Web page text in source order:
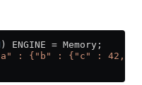
) ENGINE = Memory;
: {"b" : {"c" : 42,